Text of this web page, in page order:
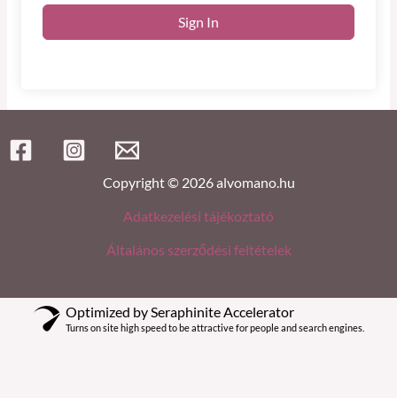
Sign In
Copyright © 2026 alvomano.hu
Adatkezelési tájékoztató
Általános szerződési feltételek
Optimized by Seraphinite Accelerator
Turns on site high speed to be attractive for people and search engines.